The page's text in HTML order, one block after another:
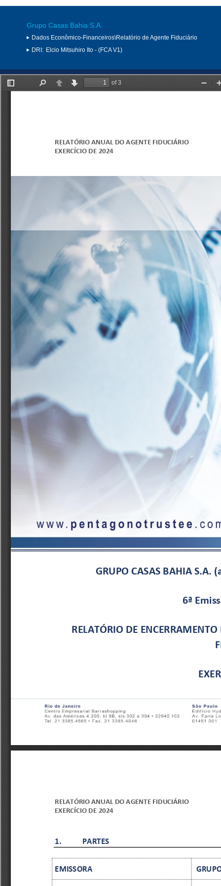
Grupo Casas Bahia S.A.
Dados Econômico-Financeiros\Relatório de Agente Fiduciário
DRI: Elcio Mitsuhiro Ito - (FCA V1)